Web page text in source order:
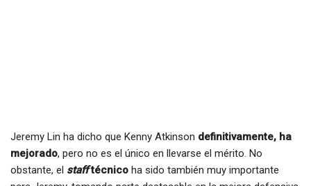
Jeremy Lin ha dicho que Kenny Atkinson definitivamente, ha
mejorado, pero no es el único en llevarse el mérito. No
obstante, el stafftécnico ha sido también muy importante